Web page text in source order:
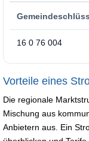
16 0 76 004
Vorteile eines
Die regionale
Mischung aus
Anbietern aus. Ein